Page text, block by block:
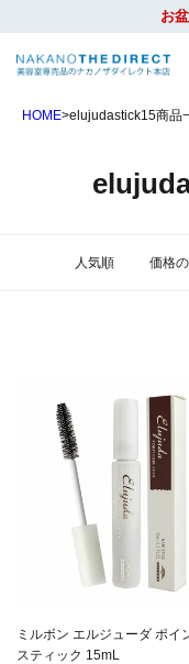
お
HOME elujudastick15商品
人気順 価格
ミルボン エルジューダ ポイ
スティック 15mL